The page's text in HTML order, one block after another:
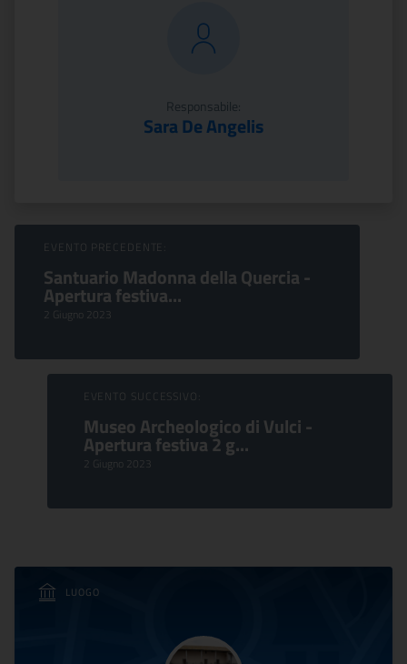
Responsabile:
Sara De Angelis
Sfoglia Eventi
EVENTO PRECEDENTE:
Santuario Madonna della Quercia -
Apertura festiva...
2 Giugno 2023
EVENTO SUCCESSIVO:
Museo Archeologico di Vulci -
Apertura festiva 2 g...
2 Giugno 2023
LUOGO